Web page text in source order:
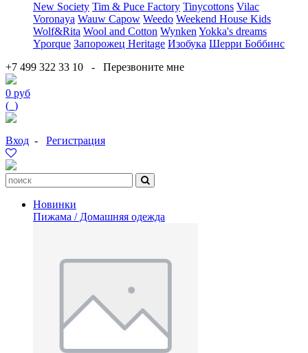
New Society Tim & Puce Factory Tinycottons Vilac
Voronaya Wauw Capow Weedo Weekend House Kids
Wolf&Rita Wool and Cotton Wynken Yokka's dreams
Yporque Запорожец Heritage Изобука Шерри Боббинс
+7 499 322 33 10 - Перезвоните мне
0 руб
( )
Вход - Регистрация
Новинки
Пижама / Домашняя одежда